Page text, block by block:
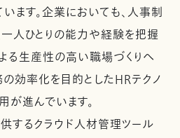
ます。企業においても、人事制
人ひとりの能力や経験を把握
る生産性の高い職場づくりへ
効率化を目的としたHRテクノ
が進んでいます。
するクラウド人材管理ツール